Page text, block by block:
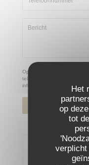
Het
op
tot
verplicht
Op grond van de
telefonische marketing via
informatie over hoe wij uw